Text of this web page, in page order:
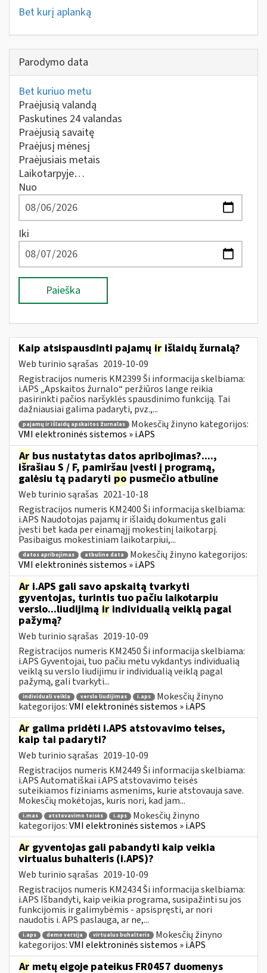
Bet kurį aplanką
Parodymo data
Bet kuriuo metu
Praėjusią valandą
Paskutines 24 valandas
Praėjusią savaitę
Praėjusį mėnesį
Praėjusiais metais
Laikotarpyje…
Nuo
Iki
Paieška
Kaip atsispausdinti pajamų ir išlaidų žurnalą?
Web turinio sąrašas 2019-10-09
Registracijos numeris KM2399 Ši informacija skelbiama:
i.APS „Apskaitos žurnalo“ peržiūros lange reikia
pasirinkti pačios naršyklės spausdinimo funkciją. Tai
dažniausiai galima padaryti, pvz.,...
pajamų ir išlaidų apskaitos žurnalas
Mokesčių žinyno kategorijos:
VMI elektroninės sistemos » i.APS
Ar bus nustatytas datos apribojimas?....,
išrašiau S / F, pamiršau įvesti į programą,
galėsiu tą padaryti po pusmečio atbuline
Web turinio sąrašas 2021-10-18
Registracijos numeris KM2400 Ši informacija skelbiama:
i.APS Naudotojas pajamų ir išlaidų dokumentus gali
įvesti bet kada per einamąjį mokestinį laikotarpį.
Pasibaigus mokestiniam laikotarpiui,...
datos apribojimas atbuline data
Mokesčių žinyno kategorijos:
VMI elektroninės sistemos » i.APS
Ar i.APS gali savo apskaitą tvarkyti
gyventojas, turintis tuo pačiu laikotarpiu
verslo...liudijimą ir individualią veiklą pagal
pažymą?
Web turinio sąrašas 2019-10-09
Registracijos numeris KM2450 Ši informacija skelbiama:
i.APS Gyventojai, tuo pačiu metu vykdantys individualią
veiklą su verslo liudijimu ir individualią veiklą pagal
pažymą, gali tvarkyti...
individuali veikla verslo liudijimas i.aps
Mokesčių žinyno
kategorijos:VMI elektroninės sistemos » i.APS
Ar galima pridėti i.APS atstovavimo teises,
kaip tai padaryti?
Web turinio sąrašas 2019-10-09
Registracijos numeris KM2449 Ši informacija skelbiama:
i.APS Automatiškai i.APS atstovavimo teisės
suteikiamos fiziniams asmenims, kurie atstovauja save.
Mokesčių mokėtojas, kuris nori, kad jam...
i.mas atstovavimo teisės i.aps
Mokesčių žinyno
kategorijos:VMI elektroninės sistemos » i.APS
Ar gyventojas gali pabandyti kaip veikia
virtualus buhalteris (i.APS)?
Web turinio sąrašas 2019-10-09
Registracijos numeris KM2434 Ši informacija skelbiama:
i.APS Išbandyti, kaip veikia programa, susipažinti su jos
funkcijomis ir galimybėmis - apsispręsti, ar nori
naudotis i. APS paslauga, ar ne,...
i.aps demo versija virtualus buhalteris
Mokesčių žinyno
kategorijos:VMI elektroninės sistemos » i.APS
Ar metų eigoje pateikus FR0457 duomenys